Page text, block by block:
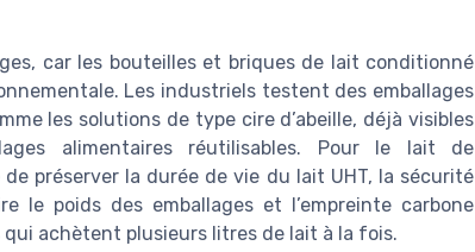
car les bouteilles et briques de lait conditionné
Les industriels testent des emballages
les solutions de type cire d’abeille, déjà visibles
alimentaires réutilisables. Pour le lait de
préserver la durée de vie du lait UHT, la sécurité
le poids des emballages et l’empreinte carbone
achètent plusieurs litres de lait à la fois.